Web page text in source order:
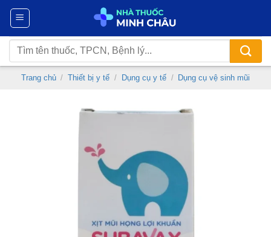
Chuyển
nội
dung
Tìm
kiếm:
Trang chủ / Thiết bị y tế / Dụng cụ y tế / Dụng cụ vệ sinh mũi